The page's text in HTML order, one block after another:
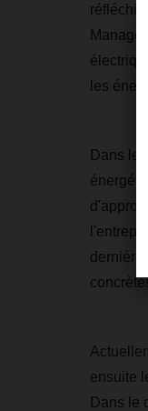
les
Dans le
dernière
ensuite
Dans le